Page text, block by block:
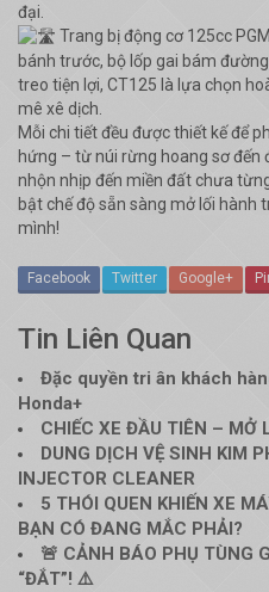
đại.
Trang bị động cơ 125cc
bánh trước, bộ lốp gai bám
treo tiện lợi, CT125 là lựa chọn
mê xê dịch.
Mỗi chi tiết đều được thiết kế để
hứng – từ núi rừng hoang sơ
nhộn nhịp đến miền đất chưa
bật chế độ sẵn sàng mở lối hành
mình!
Facebook Twitter Google+
Tin Liên Quan
Đặc quyền tri ân khách
Honda+
CHIẾC XE ĐẦU TIÊN – MỞ
DUNG DỊCH VỆ SINH KIM
INJECTOR CLEANER
5 THÓI QUEN KHIẾN XE
BẠN CÓ ĐANG MẮC PHẢI?
🚨 CẢNH BÁO PHỤ TÙNG
“ĐẮT”! ⚠️